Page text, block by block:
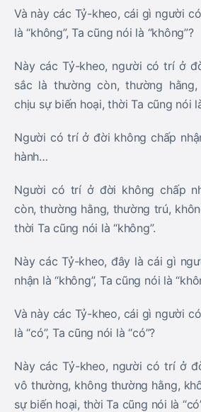
Và này các Tỷ-kheo, cái gì người
là “không”, Ta cũng nói là “không”?
Này các Tỷ-kheo, người có trí ở
sắc là thường còn, thường
chịu sự biến hoại, thời Ta cũng nói
Người có trí ở đời không chấp
hành…
Người có trí ở đời không chấp
còn, thường hằng, thường trú,
thời Ta cũng nói là “không”.
Này các Tỷ-kheo, đây là cái gì
nhận là “không”, Ta cũng nói là
Và này các Tỷ-kheo, cái gì người
là “có”, Ta cũng nói là “có”?
Này các Tỷ-kheo, người có trí ở
vô thường, không thường hằng,
sự biến hoại, thời Ta cũng nói là